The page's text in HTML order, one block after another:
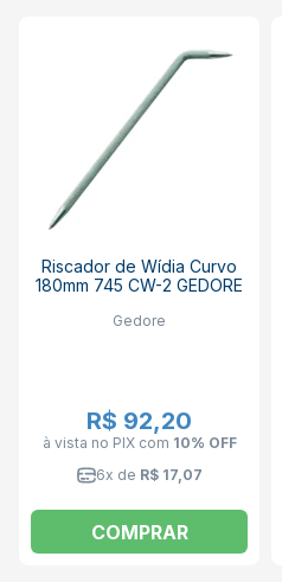
Riscador de Wídia Curvo
180mm 745 CW-2 GEDORE
Gedore
R$ 92,20
à vista no PIX com 10% OFF
6x de R$ 17,07
COMPRAR